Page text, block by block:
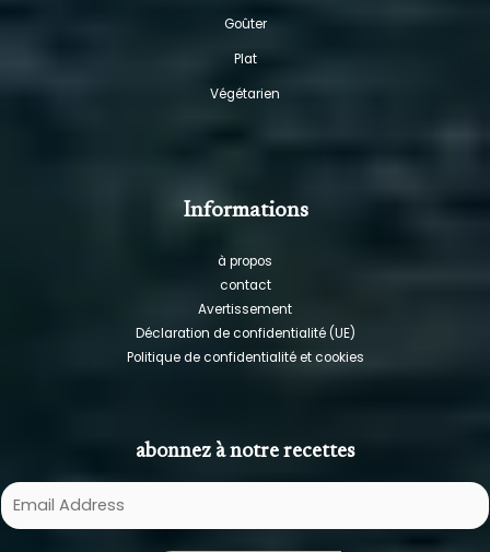
Goûter
Plat
Végétarien
Informations
à propos
contact
Avertissement
Déclaration de confidentialité (UE)
Politique de confidentialité et cookies
abonnez à notre recettes
E
m